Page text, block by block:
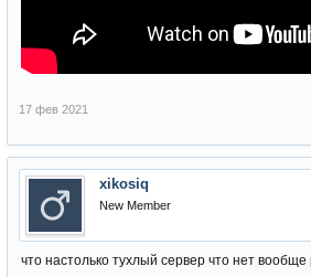
17 фев 2021
xikosiq
New Member
что настолько тухлый сервер что нет вообще